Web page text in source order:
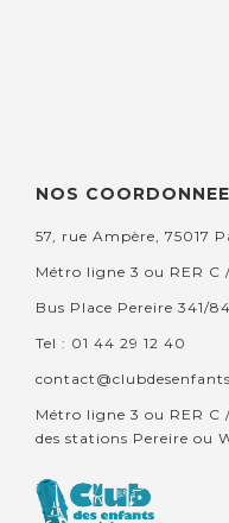
NOS
57, rue Ampère, 75017
Métro ligne 3 ou RER C
Bus Place Pereire 341/
Tel : 01 44 29 12 40
Métro ligne 3 ou RER C
des stations Pereire ou